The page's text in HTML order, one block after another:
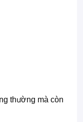
thường mà còn